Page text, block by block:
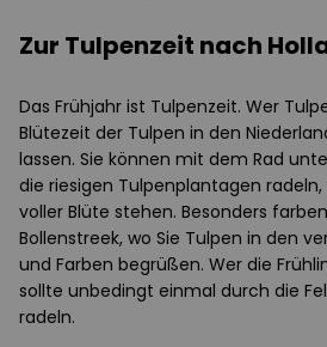
Zur Tulpenzeit nach
Das Frühjahr ist Tulpenzeit. Wer
Blütezeit der Tulpen in den
lassen. Sie können mit dem Rad
die riesigen Tulpenplantagen radeln,
voller Blüte stehen. Besonders
Bollenstreek, wo Sie Tulpen in den
und Farben begrüßen. Wer die
sollte unbedingt einmal durch die
radeln.